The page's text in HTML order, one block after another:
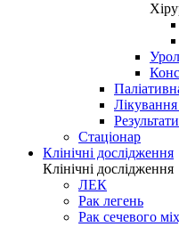
Стаціонар
Клінічні дослідження
Клінічні дослідження
ЛЕК
Рак легень
Рак сечевого